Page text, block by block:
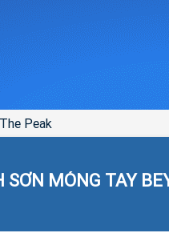
Peak
SƠN MÓNG TAY